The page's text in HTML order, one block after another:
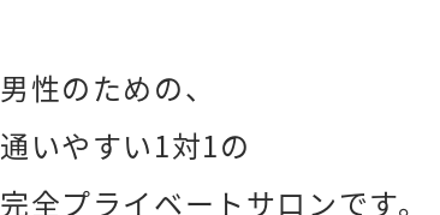
男性のための、
通いやすい1対1の
完全プライベートサロンです。